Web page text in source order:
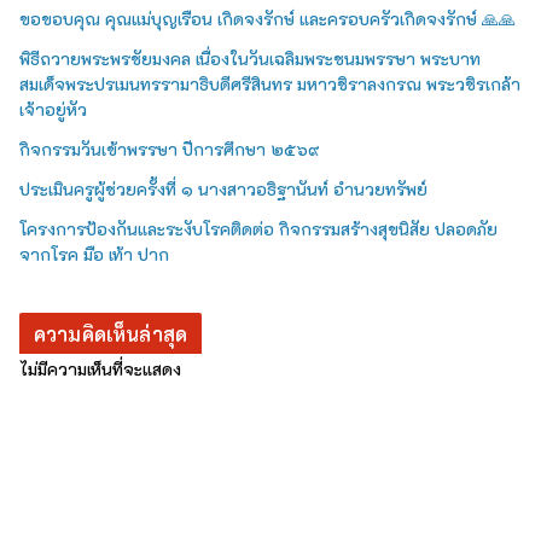
ขอขอบคุณ คุณแม่บุญเรือน เกิดจงรักษ์ และครอบครัวเกิดจงรักษ์ 🙏🙏
พิธีถวายพระพรชัยมงคล เนื่องในวันเฉลิมพระชนมพรรษา พระบาท
สมเด็จพระปรเมนทรรามาธิบดีศรีสินทร มหาวชิราลงกรณ พระวชิรเกล้า
เจ้าอยู่หัว
กิจกรรมวันเข้าพรรษา ปีการศึกษา ๒๕๖๙
ประเมินครูผู้ช่วยครั้งที่ ๑ นางสาวอธิฐานันท์ อำนวยทรัพย์
โครงการป้องกันและระงับโรคติดต่อ กิจกรรมสร้างสุขนิสัย ปลอดภัย
จากโรค มือ เท้า ปาก
ความคิดเห็นล่าสุด
ไม่มีความเห็นที่จะแสดง